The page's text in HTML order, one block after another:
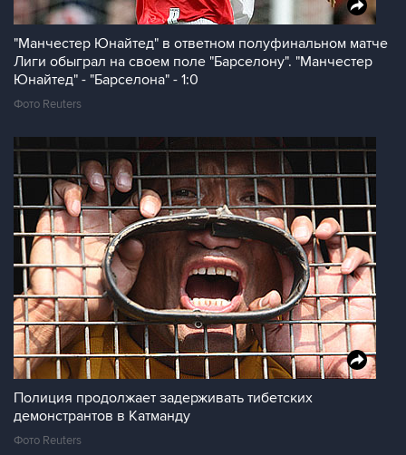
"Манчестер Юнайтед" в ответном полуфинальном матче
Лиги обыграл на своем поле "Барселону". "Манчестер
Юнайтед" - "Барселона" - 1:0
Фото Reuters
Полиция продолжает задерживать тибетских
демонстрантов в Катманду
Фото Reuters